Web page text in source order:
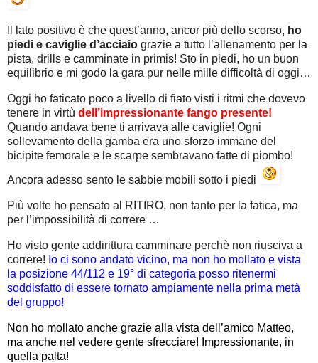
Il lato positivo è che quest’anno, ancor più dello scorso, ho
piedi e caviglie d’acciaio grazie a tutto l’allenamento per la
pista, drills e camminate in primis! Sto in piedi, ho un buon
equilibrio e mi godo la gara pur nelle mille difficoltà di oggi…
Oggi ho faticato poco a livello di fiato visti i ritmi che dovevo
tenere in virtù dell’impressionante fango presente!
Quando andava bene ti arrivava alle caviglie! Ogni
sollevamento della gamba era uno sforzo immane del
bicipite femorale e le scarpe sembravano fatte di piombo!
Ancora adesso sento le sabbie mobili sotto i piedi
Più volte ho pensato al RITIRO, non tanto per la fatica, ma
per l’impossibilità di correre …
Ho visto gente addirittura camminare perchè non riusciva a
correre! Io ci sono andato vicino, ma non ho mollato e vista
la posizione 44/112 e 19° di categoria posso ritenermi
soddisfatto di essere tornato ampiamente nella prima metà
del gruppo!
Non ho mollato anche grazie alla vista dell’amico Matteo,
ma anche nel vedere gente sfrecciare! Impressionante, in
quella palta!